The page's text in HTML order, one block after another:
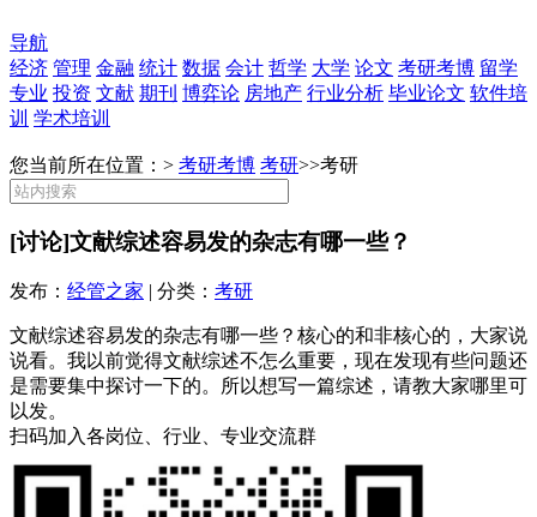
导航
经济 管理 金融 统计 数据 会计 哲学 大学 论文 考研考博 留学
专业 投资 文献 期刊 博弈论 房地产 行业分析 毕业论文 软件培
训 学术培训
您当前所在位置：> 考研考博 考研>>考研
[讨论]文献综述容易发的杂志有哪一些？
发布： 经管之家 | 分类： 考研
文献综述容易发的杂志有哪一些？核心的和非核心的，大家说
说看。我以前觉得文献综述不怎么重要，现在发现有些问题还
是需要集中探讨一下的。所以想写一篇综述，请教大家哪里可
以发。
扫码加入各岗位、行业、专业交流群